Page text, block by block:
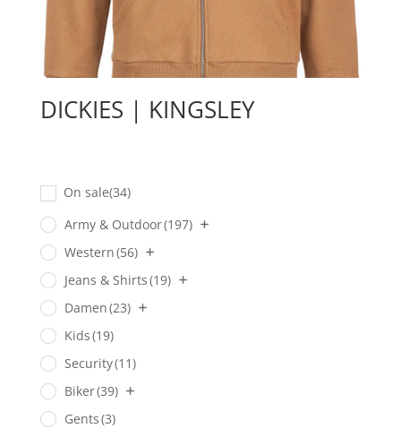
DICKIES | KINGSLEY
On sale(34)
Army & Outdoor(197)
Western(56)
Jeans & Shirts(19)
Damen(23)
Kids(19)
Security(11)
Biker(39)
Gents(3)